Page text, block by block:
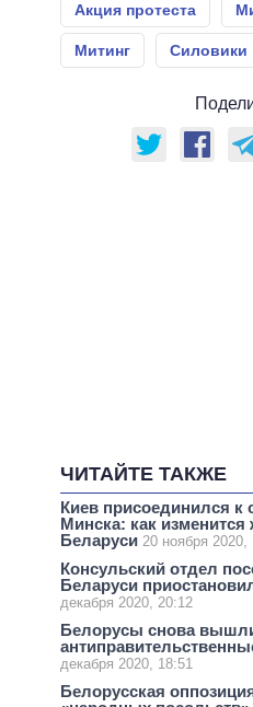
Акция протеста
Митинг Силовики
ЧИТАЙТЕ ТАКЖЕ
Киев присоединился к
Минска: как изменится
Беларуси 20 ноября 2020,
Консульский отдел
Беларуси
декабря 2020, 20:12
Белорусы снова
декабря 2020, 18:51
Белорусская